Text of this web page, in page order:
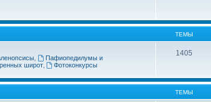
ТЕМЫ
Пафиопедилумы и
широт, Фотоконкурсы
1405
ТЕМЫ